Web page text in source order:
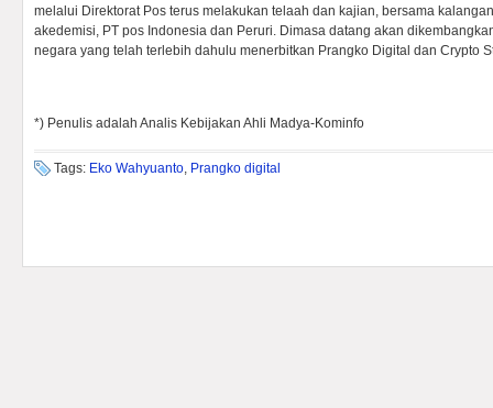
melalui Direktorat Pos terus melakukan telaah dan kajian, bersama
akedemisi, PT pos Indonesia dan Peruri. Dimasa datang akan
negara yang telah terlebih dahulu menerbitkan Prangko Digital dan Crypto
*) Penulis adalah Analis Kebijakan Ahli Madya-Kominfo
Tags: Eko Wahyuanto, Prangko digital